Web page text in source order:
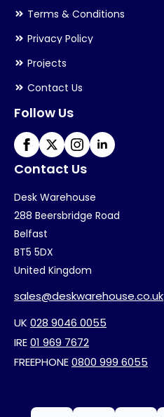
Terms & Conditions
Privacy Policy
Projects
Contact Us
Follow Us
Contact Us
Desk Warehouse
288 Beersbridge Road
Belfast
BT5 5DX
United Kingdom
sales@deskwarehouse.co.uk
UK 028 9046 0055
IRE01 969 7672
FREEPHONE0800 999 6055